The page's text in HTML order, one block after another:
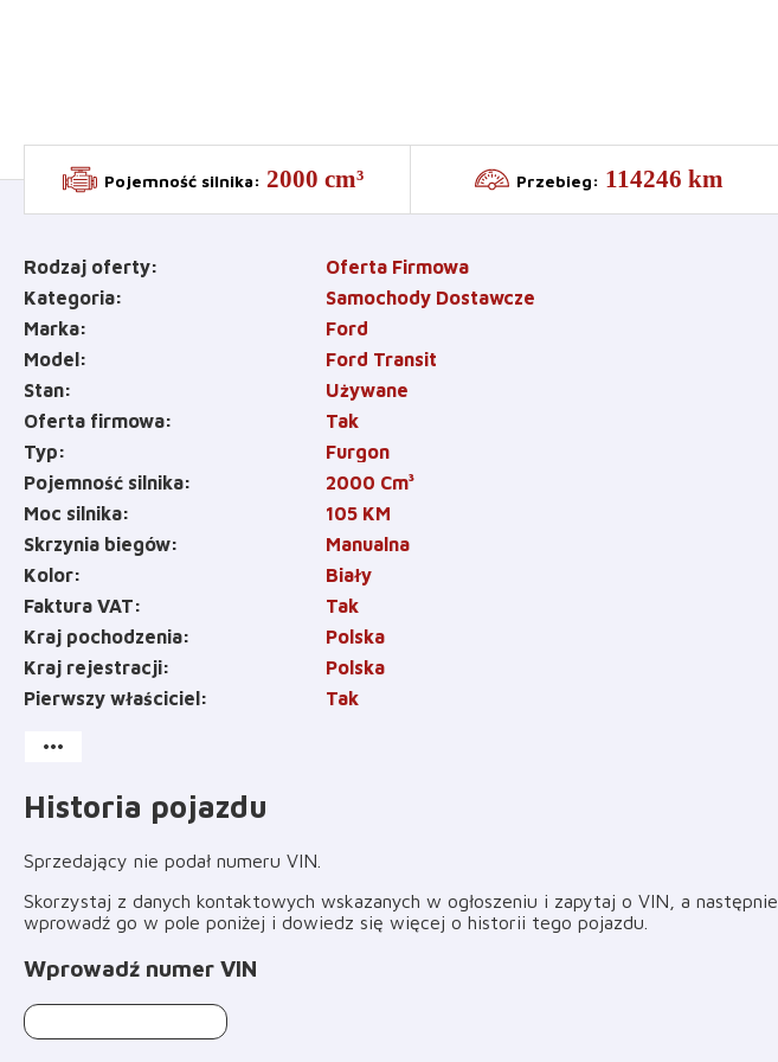
Pojemność silnika: 2000 cm³ Przebieg: 114246 km
Rodzaj oferty
Oferta Firmowa
Kategoria
Samochody Dostawcze
Marka
Ford
Model
Ford Transit
Stan
Używane
Oferta firmowa
Tak
Typ
Furgon
Pojemność silnika
2000 Cm³
Moc silnika
105 KM
Skrzynia biegów
Manualna
Kolor
Biały
Faktura VAT
Tak
Kraj pochodzenia
Polska
Kraj rejestracji
Polska
Pierwszy właściciel
Tak
more_horiz
Historia pojazdu
Sprzedający nie podał numeru VIN
Skorzystaj z danych kontaktowych wskazanych w ogłoszeniu i zapytaj o VIN, a następnie
wprowadź go w pole poniżej i dowiedz się więcej o historii tego pojazdu
Wprowadź numer VIN